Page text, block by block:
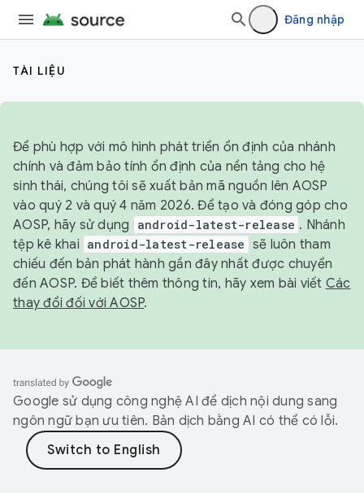
Đăng nhập
TÀI LIỆU
Để phù hợp với mô hình phát triển ổn định của nhánh
chính và đảm bảo tính ổn định của nền tảng cho hệ
sinh thái, chúng tôi sẽ xuất bản mã nguồn lên AOSP
vào quý 2 và quý 4 năm 2026. Để tạo và đóng góp cho
AOSP, hãy sử dụng
android-latest-release . Nhánh
tệp kê khai android-latest-release sẽ luôn tham
chiếu đến bản phát hành gần đây nhất được chuyển
đến AOSP. Để biết thêm thông tin, hãy xem bài viết Các
thay đổi đối với AOSP.
Google sử dụng công nghệ AI để dịch nội dung sang
ngôn ngữ bạn ưu tiên. Bản dịch bằng AI có thể có lỗi.